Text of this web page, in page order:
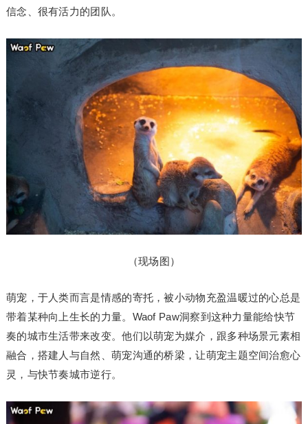
信念、很有活力的团队。
（现场图）
萌宠，于人类而言是情感的寄托，被小动物充盈温暖过的心总是
带着某种向上生长的力量。Waof Paw洞察到这种力量能给快节
奏的城市生活带来改变。他们以萌宠为媒介，跟多种场景元素相
融合，搭建人与自然、萌宠沟通的桥梁，让萌宠主题空间治愈心
灵，与快节奏城市逆行。